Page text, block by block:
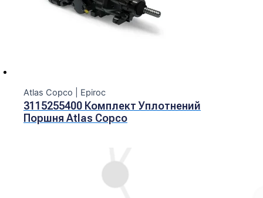
Atlas Copco | Epiroc
3115255400 Комплект Уплотнений
Поршня Atlas Copco